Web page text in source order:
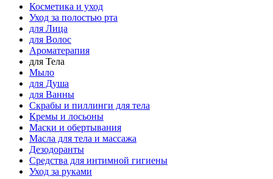
Косметика и уход
Уход за полостью рта
для Лица
для Волос
Ароматерапия
для Тела
Мыло
для Душа
для Ванны
Скрабы и пиллинги для тела
Кремы и лосьоны
Маски и обертывания
Масла для тела и массажа
Дезодоранты
Средства для интимной гигиены
Уход за руками